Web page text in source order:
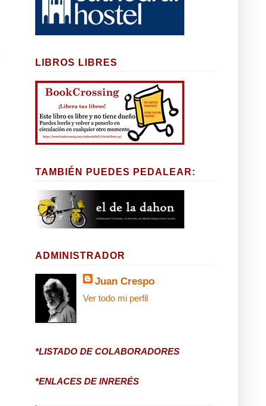
LIBROS LIBRES
TAMBIÉN PUEDES PEDALEAR:
ADMINISTRADOR
Juan Crespo
Ver todo mi perfil
*LISTADO DE COLABORADORES
*ENLACES DE INRERÉS